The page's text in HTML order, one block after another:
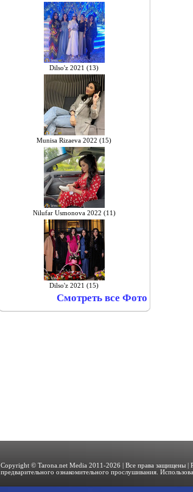
Dilso'z 2021 (13)
Munisa Rizaeva 2022 (15)
Nilufar Usmonova 2022 (11)
Dilso'z 2021 (15)
Смотреть все Фото
Copyright © Tarona.net Media 2011-2026 | Все права защищены |
предварительного ознакомительного прослушивания.